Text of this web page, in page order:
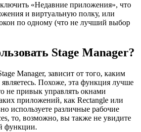
«Недавние приложения», что
и виртуальную полку, или
по одному (что не лучший выбор
Stage Manager?
Manager, зависит от того, каким
Похоже, эта функция лучше
не привык управлять окнами
приложений, как Rectangle или
используете различные рабочие
то, возможно, вы также не увидите
функции.